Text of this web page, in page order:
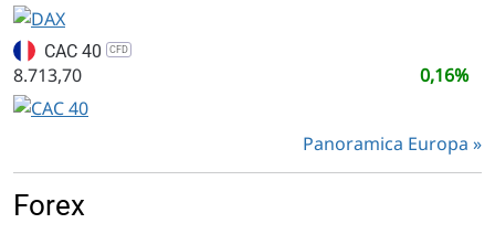
CAC 40 CFD
8.713,70 0,16%
Panoramica Europa
Forex